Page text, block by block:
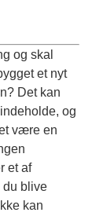
og skal
et nyt
Det kan
og
være en
et af
du blive
kan